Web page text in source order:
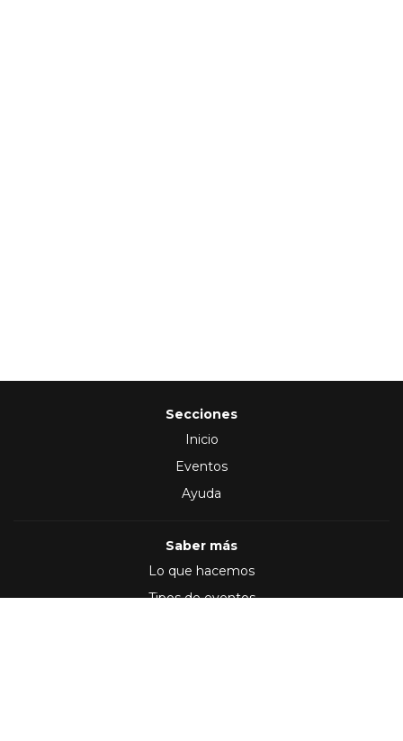
Secciones
Inicio
Eventos
Ayuda
Saber más
Lo que hacemos
Tipos de eventos